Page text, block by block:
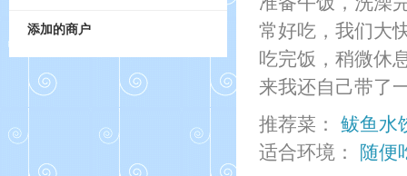
添加的商户
常好吃，我们大
吃完饭，稍微休
来我还自己带了
推荐菜： 鲅鱼水
适合环境： 随便